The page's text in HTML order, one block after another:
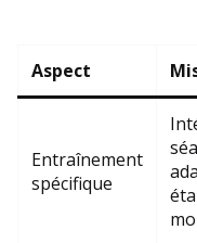
Aspect
Entraînement
spécifique